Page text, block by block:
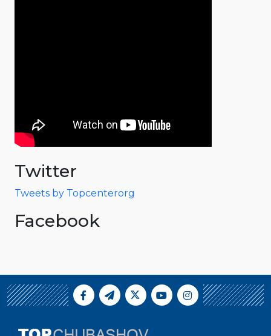
Twitter
Tweets by Topcenterorg
Facebook